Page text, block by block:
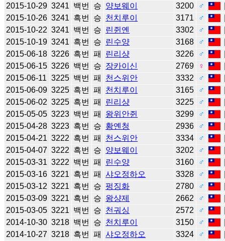
2015-10-29 3241 백번 승 양보웨이 3200 ♂
2015-10-26 3241 흑번 승 천치루이 3171 ♂
2015-10-22 3241 백번 승 린쥔옌 3302 ♂
2015-10-19 3241 흑번 승 린수양 3168 ♂
2015-06-18 3226 흑번 패 린리샹 3226 ♂
2015-06-15 3226 백번 승 장카이신 2769 ♀
2015-06-11 3225 백번 패 천스위안 3332 ♂
2015-06-09 3225 흑번 패 천치루이 3165 ♂
2015-06-02 3225 흑번 패 린리샹 3225 ♂
2015-05-05 3223 백번 패 왕위안쥔 3299 ♂
2015-04-28 3223 흑번 승 황옌청 2936 ♂
2015-04-21 3222 흑번 패 천스위안 3334 ♂
2015-04-07 3222 흑번 승 양보웨이 3202 ♂
2015-03-31 3222 백번 패 린수양 3160 ♂
2015-03-16 3221 흑번 패 샤오정하오 3328 ♂
2015-03-12 3221 흑번 승 펑징화 2780 ♂
2015-03-09 3221 흑번 승 왕샹제 2662 ♂
2015-03-05 3221 백번 승 천궈싱 2572 ♂
2014-10-30 3218 백번 승 천치루이 3150 ♂
2014-10-27 3218 흑번 패 샤오정하오 3324 ♂